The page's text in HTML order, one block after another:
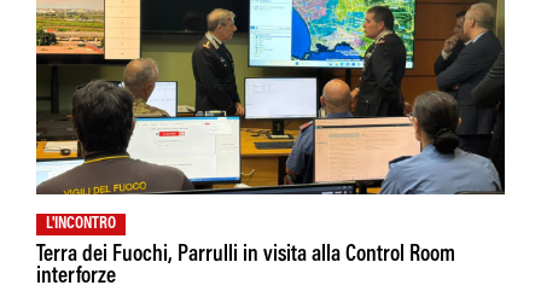
L'INCONTRO
Terra dei Fuochi, Parrulli in visita alla Control Room
interforze